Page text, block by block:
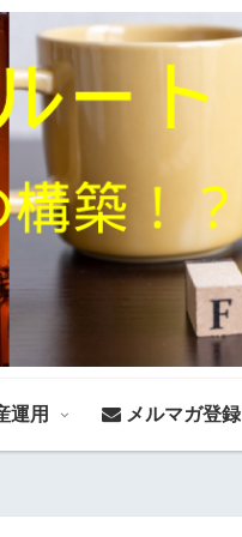
運用 メルマガ登録